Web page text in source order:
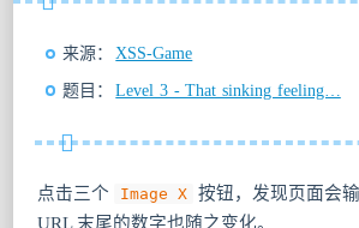
来源： XSS-Game
题目： Level 3 - That sinking feeling…
点击三个 Image X
按钮，发现页面会
URL 末尾的数字也随之变化。